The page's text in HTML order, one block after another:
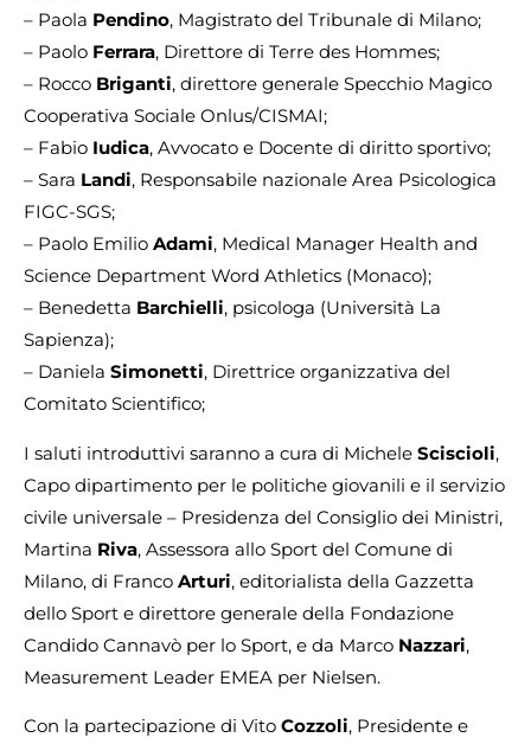
– Paola Pendino, Magistrato del Tribunale di Milano;
– Paolo Ferrara, Direttore di Terre des Hommes;
– Rocco Briganti, direttore generale Specchio Magico
Cooperativa Sociale Onlus/CISMAI;
– Fabio Iudica, Avvocato e Docente di diritto sportivo;
– Sara Landi, Responsabile nazionale Area Psicologica
FIGC-SGS;
– Paolo Emilio Adami, Medical Manager Health and
Science Department Word Athletics (Monaco);
– Benedetta Barchielli, psicologa (Università La
Sapienza);
– Daniela Simonetti, Direttrice organizzativa del
Comitato Scientifico;
I saluti introduttivi saranno a cura di Michele Sciscioli,
Capo dipartimento per le politiche giovanili e il servizio
civile universale – Presidenza del Consiglio dei Ministri,
Martina Riva, Assessora allo Sport del Comune di
Milano, di Franco Arturi, editorialista della Gazzetta
dello Sport e direttore generale della Fondazione
Candido Cannavò per lo Sport, e da Marco Nazzari,
Measurement Leader EMEA per Nielsen.
Con la partecipazione di Vito Cozzoli, Presidente e